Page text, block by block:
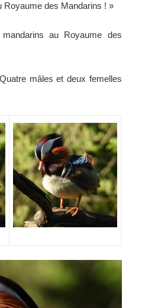
Royaume des Mandarins ! »
au Royaume des
mâles et deux femelles